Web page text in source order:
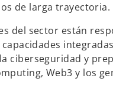
de larga trayectoria.
del sector están
ciberseguridad y
Web3 y los